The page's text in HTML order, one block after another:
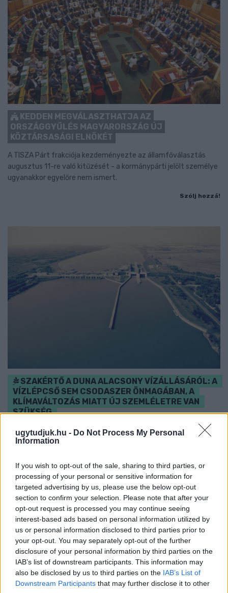
ugytudjuk.hu - Do Not Process My Personal
Information
If you wish to opt-out of the sale, sharing to third parties, or
processing of your personal or sensitive information for
targeted advertising by us, please use the below opt-out
section to confirm your selection. Please note that after your
opt-out request is processed you may continue seeing
interest-based ads based on personal information utilized by
us or personal information disclosed to third parties prior to
your opt-out. You may separately opt-out of the further
disclosure of your personal information by third parties on the
IAB’s list of downstream participants. This information may
also be disclosed by us to third parties on the IAB’s List of
Downstream Participants that may further disclose it to other
KEDDEN MEGVÁLASZTHATJA AZ
ORSZÁGGYŰLÉS MAGYARORSZÁG ÚJ
KÖZTÁRSASÁGI ELNÖKÉT
A TISZA Párt frakciója kezdeményezte az államfőválasztás
augusztus 11-re való kitűzését - a kormánypárti jelölt személye
ugyanakkor egyelőre nem ismert.
Szólj hozzá!
SZAKÉRTŐ A DUNA ALACSONY VÍZÁLLÁSÁRÓL: A
VÍZLÉPCSŐ SEM CSODASZER ÖNMAGÁBAN, A
KLÍMAVÁLTOZÁS MIATT ÚJ SZEMLÉLETRE VAN
SZÜKSÉG
A BME vízmérnöke szerint a Paksi Atomerőmű helyzetére sem
jelentene automatikus megoldást egy új dunai vízlépcső - a jövő
Szólj hozzá!